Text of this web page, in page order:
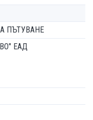
ПЪТУВАНЕ
ЕАД